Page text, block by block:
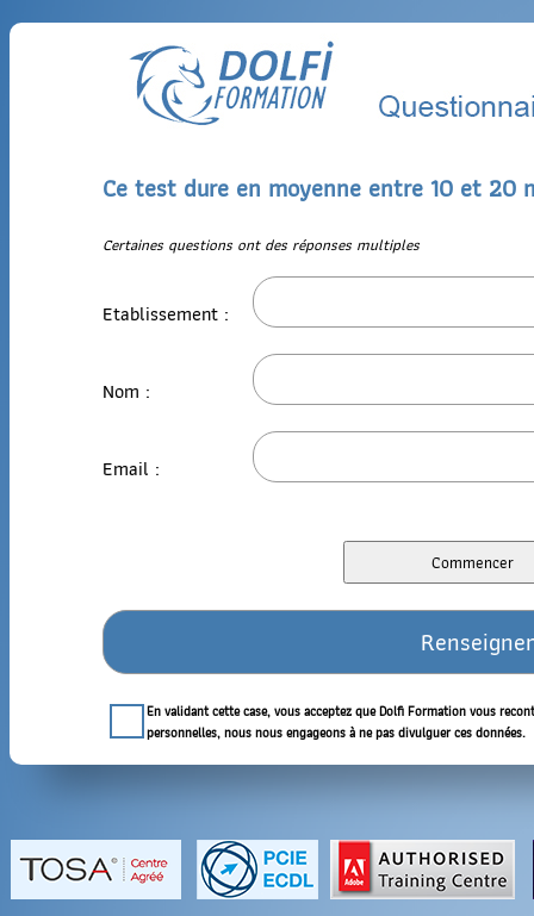
Ce test dure en moyenne entre 10 et 20
Certaines questions ont des réponses multiples
Etablissement :
Nom :
Email :
En validant cette case, vous acceptez que Dolfi Formation vous
personnelles, nous nous engageons à ne pas divulguer ces données.